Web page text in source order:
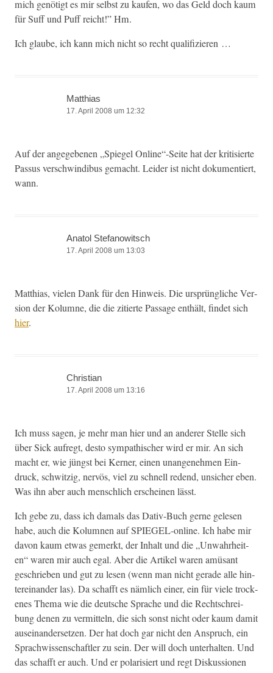
mich genötigt es mir selb­st zu kaufen, wo das Geld doch kaum
für Suff und Puff reicht!” Hm.
Ich glaube, ich kann mich nicht so recht qualifizieren …
Matthias
17. April 2008 um 12:32
Auf der angegebe­nen „Spiegel Online“-Seite hat der kri­tisierte
Pas­sus ver­schwindibus gemacht. Lei­der ist nicht doku­men­tiert,
wann.
Anatol Stefanowitsch
17. April 2008 um 13:03
Matthias, vie­len Dank für den Hin­weis. Die ursprüngliche Ver­
sion der Kolumne, die die zitierte Pas­sage enthält, find­et sich
hier.
Christian
17. April 2008 um 13:16
Ich muss sagen, je mehr man hier und an ander­er Stelle sich
über Sick aufregt, desto sym­pa­this­ch­er wird er mir. An sich
macht er, wie jüngst bei Kern­er, einen unan­genehmen Ein­
druck, schwitzig, nervös, viel zu schnell redend, unsich­er eben.
Was ihn aber auch men­schlich erscheinen lässt.
Ich gebe zu, dass ich damals das Dativ-Buch gerne gele­sen
habe, auch die Kolum­nen auf SPIEGEL-online. Ich habe mir
davon kaum etwas gemerkt, der Inhalt und die „Unwahrheit­
en“ waren mir auch egal. Aber die Artikel waren amüsant
geschrieben und gut zu lesen (wenn man nicht ger­ade alle hin­
tere­inan­der las). Da schafft es näm­lich ein­er, ein für viele trock­
enes The­ma wie die deutsche Sprache und die Rechtschrei­
bung denen zu ver­mit­teln, die sich son­st nicht oder kaum damit
auseinan­der­set­zen. Der hat doch gar nicht den Anspruch, ein
Sprach­wis­senschaftler zu sein. Der will doch unter­hal­ten. Und
das schafft er auch. Und er polar­isiert und regt Diskus­sio­nen